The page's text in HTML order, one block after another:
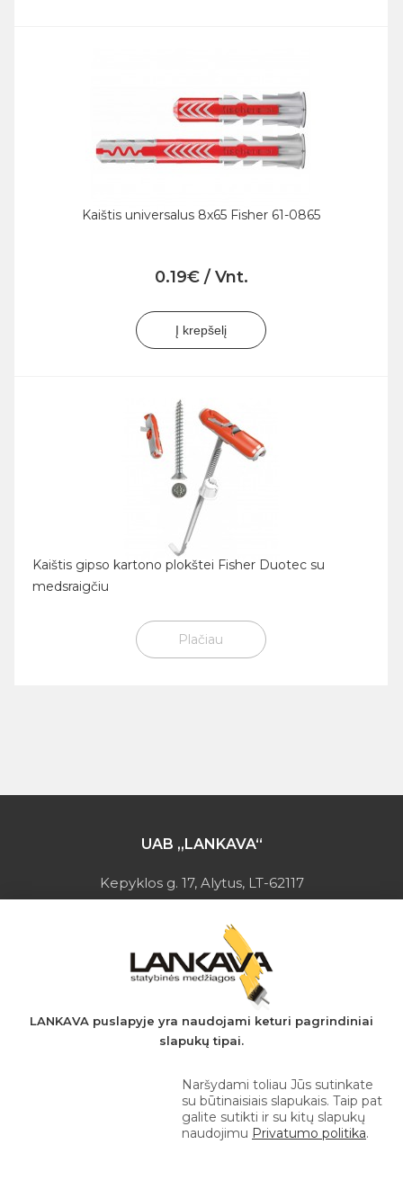
Kaištis universalus 8x65 Fisher 61-0865
0.19€ / Vnt.
Į krepšelį
Kaištis gipso kartono plokštei Fisher Duotec su
medsraigčiu
Plačiau
UAB „LANKAVA“
Kepyklos g. 17, Alytus, LT-62117
Įmonės kodas: 149728275
PVM mokėtojo kodas: LT497282716
A.s.: LT037044060001923651
AB SEB bankas
+370 610 42 222
LANKAVA puslapyje yra naudojami keturi pagrindiniai
slapukų tipai.
Naršydami toliau Jūs sutinkate
su būtinaisiais slapukais. Taip pat
galite sutikti ir su kitų slapukų
naudojimu Privatumo politika.